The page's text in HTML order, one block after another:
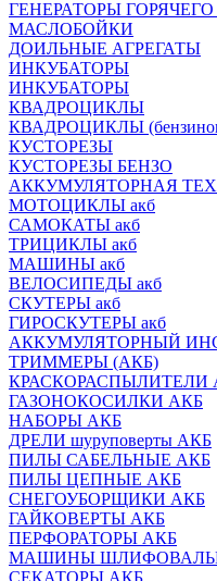
ГЕНЕРАТОРЫ
МАСЛОБОЙКИ
ДОИЛЬНЫЕ АГРЕГАТЫ
ИНКУБАТОРЫ
ИНКУБАТОРЫ
КВАДРОЦИКЛЫ
КВАДРОЦИКЛЫ
КУСТОРЕЗЫ
КУСТОРЕЗЫ БЕНЗО
АККУМУЛЯТОРНАЯ
МОТОЦИКЛЫ акб
САМОКАТЫ акб
ТРИЦИКЛЫ акб
МАШИНЫ акб
ВЕЛОСИПЕДЫ акб
СКУТЕРЫ акб
ГИРОСКУТЕРЫ акб
АККУМУЛЯТОРНЫЙ
ТРИММЕРЫ (АКБ)
КРАСКОРАСПЫЛИТЕЛИ
ГАЗОНОКОСИЛКИ АКБ
НАБОРЫ АКБ
ДРЕЛИ шуруповерты АКБ
ПИЛЫ САБЕЛЬНЫЕ АКБ
ПИЛЫ ЦЕПНЫЕ АКБ
СНЕГОУБОРЩИКИ АКБ
ГАЙКОВЕРТЫ АКБ
ПЕРФОРАТОРЫ АКБ
МАШИНЫ
СЕКАТОРЫ АКБ